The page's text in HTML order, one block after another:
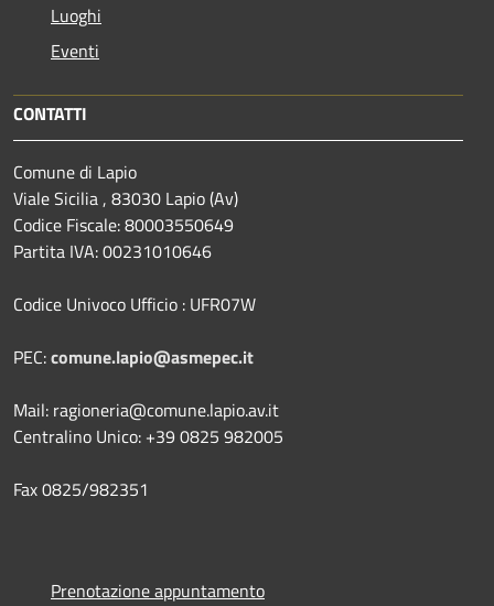
Luoghi
Eventi
CONTATTI
Comune di Lapio
Viale Sicilia , 83030 Lapio (Av)
Codice Fiscale: 80003550649
Partita IVA: 00231010646
Codice Univoco Ufficio : UFR07W
PEC:comune.lapio@asmepec.it
Mail: ragioneria@comune.lapio.av.it
Centralino Unico: +39 0825 982005
Fax 0825/982351
Prenotazione appuntamento